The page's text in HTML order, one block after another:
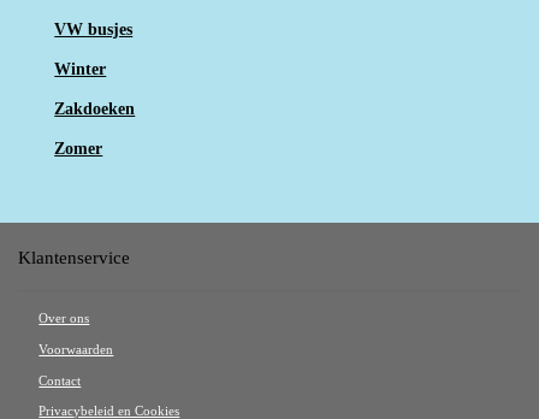
VW busjes
Winter
Zakdoeken
Zomer
Klantenservice
Over ons
Voorwaarden
Contact
Privacybeleid en Cookies